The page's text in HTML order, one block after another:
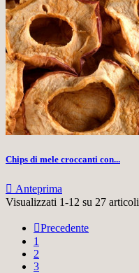
Chips di mele croccanti con...
 Anteprima
Visualizzati 1-12 su 27 articoli
Precedente
1
2
3